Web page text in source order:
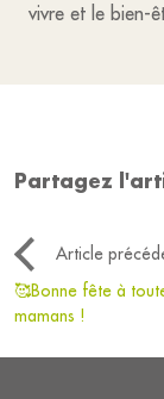
vivre et le bien-
Partagez
Article
🥰Bonne fête à
mamans !